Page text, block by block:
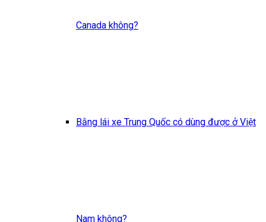
Canada không?
Bằng lái xe Trung Quốc có dùng được ở Việt
Nam không?